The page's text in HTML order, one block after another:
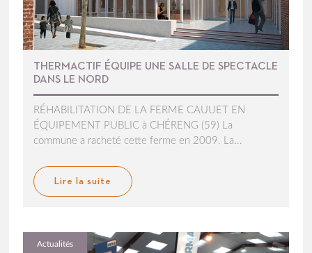
THERMACTIF ÉQUIPE UNE SALLE DE SPECTACLE
DANS LE NORD
RÉHABILITATION DE LA FERME CAUUET EN
ÉQUIPEMENT PUBLIC à CHÉRENG (59) La
commune a racheté cette ferme en 2009. La...
Lire la suite
Actualités